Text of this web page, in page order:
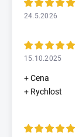
24.5.2026
15.10.2025
+ Cena
+ Rychlost